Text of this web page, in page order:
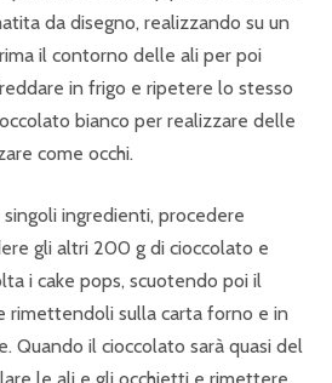
da disegno, realizzando su un
il contorno delle ali per poi
in frigo e ripetere lo stesso
bianco per realizzare delle
come occhi.
ingredienti, procedere
gli altri 200 g di cioccolato e
i cake pops, scuotendo poi il
rimettendoli sulla carta forno e in
Quando il cioccolato sarà quasi del